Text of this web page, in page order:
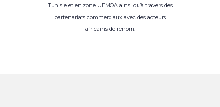
Tunisie et en zone UEMOA ainsi qu’à travers des
partenariats commerciaux avec des acteurs
africains de renom.